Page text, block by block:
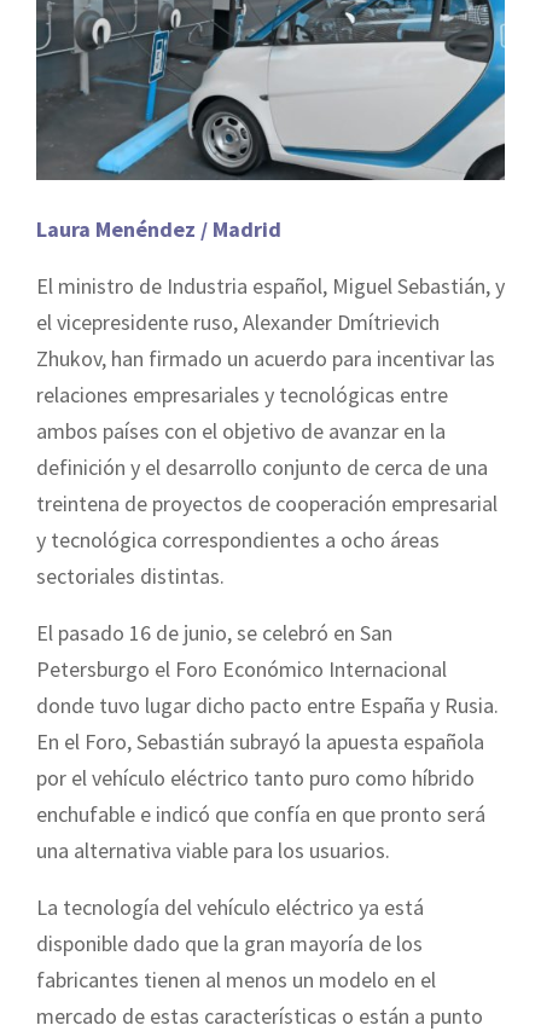
Laura Menéndez / Madrid
El ministro de Industria español, Miguel Sebastián, y
el vicepresidente ruso, Alexander Dmítrievich
Zhukov, han firmado un acuerdo para incentivar las
relaciones empresariales y tecnológicas entre
ambos países con el objetivo de avanzar en la
definición y el desarrollo conjunto de cerca de una
treintena de proyectos de cooperación empresarial
y tecnológica correspondientes a ocho áreas
sectoriales distintas.
El pasado 16 de junio, se celebró en San
Petersburgo el Foro Económico Internacional
donde tuvo lugar dicho pacto entre España y Rusia.
En el Foro, Sebastián subrayó la apuesta española
por el vehículo eléctrico tanto puro como híbrido
enchufable e indicó que confía en que pronto será
una alternativa viable para los usuarios.
La tecnología del vehículo eléctrico ya está
disponible dado que la gran mayoría de los
fabricantes tienen al menos un modelo en el
mercado de estas características o están a punto